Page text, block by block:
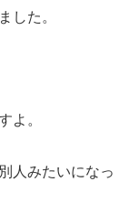
した。
よ。
人みたいになっ